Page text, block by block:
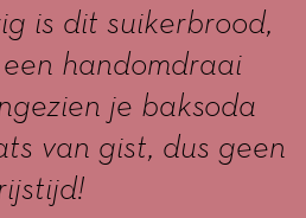
is dit suikerbrood,
handomdraai
je baksoda
van gist, dus geen